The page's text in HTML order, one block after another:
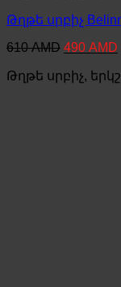
Թղթե սրբիչ
610AMD Original
was:
490 AMD
Թղթե սրբիչ,